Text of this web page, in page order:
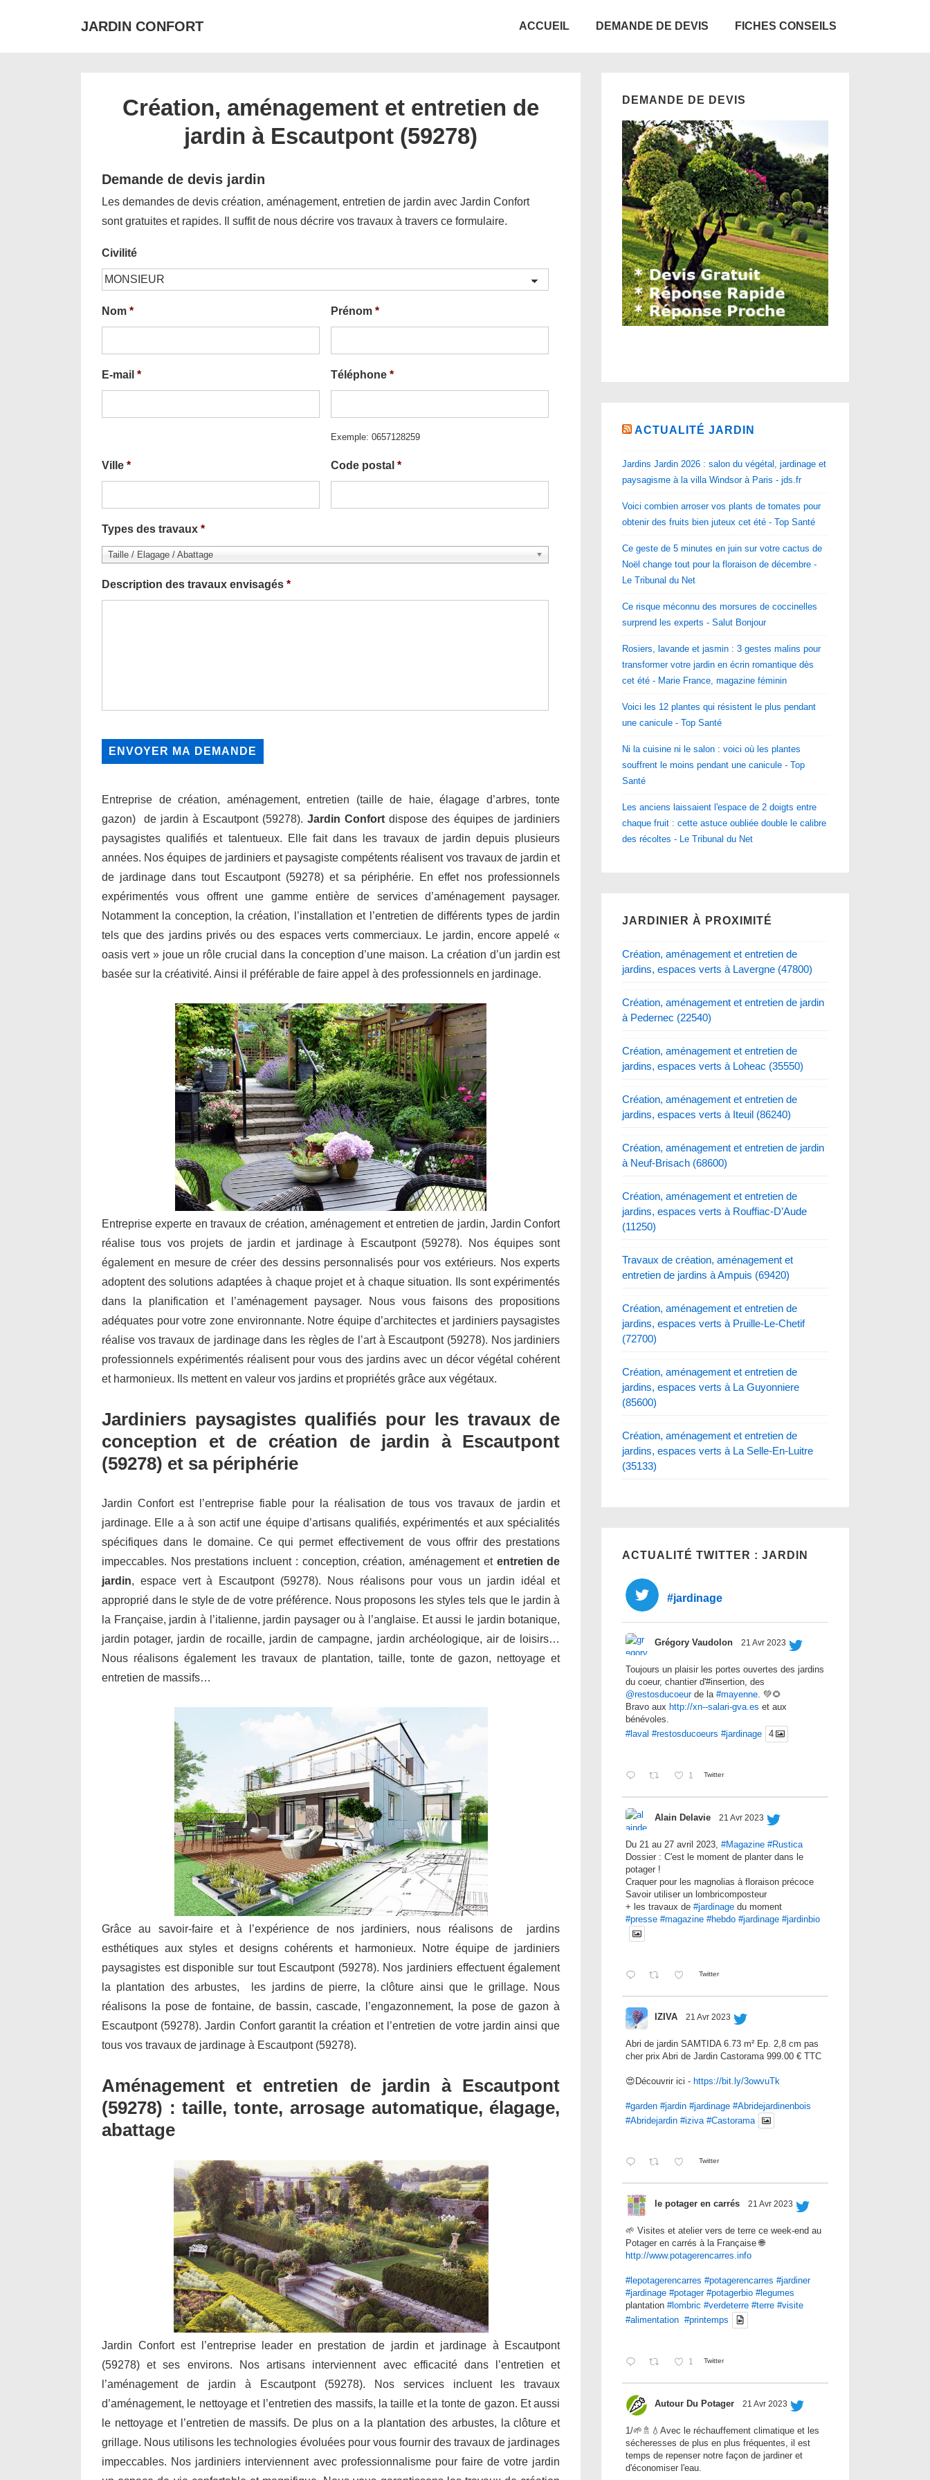
JARDIN CONFORT ACCUEIL DEMANDE DE DEVIS FICHES CONSEILS
Création, aménagement et entretien de
jardin à Escautpont (59278)
Demande de devis jardin
Les demandes de devis création, aménagement, entretien de jardin avec Jardin Confort
sont gratuites et rapides. Il suffit de nous décrire vos travaux à travers ce formulaire.
Civilité
Nom * Prénom *
E-mail * Téléphone *
Exemple: 0657128259
Ville * Code postal *
Types des travaux *
Taille / Elagage / Abattage
Description des travaux envisagés *
Entreprise de création, aménagement, entretien (taille de haie, élagage d’arbres, tonte
gazon) de jardin à Escautpont (59278).Jardin Confort dispose des équipes de jardiniers
paysagistes qualifiés et talentueux. Elle fait dans les travaux de jardin depuis plusieurs
années. Nos équipes de jardiniers et paysagiste compétents réalisent vos travaux de jardin et
de jardinage dans tout Escautpont (59278) et sa périphérie. En effet nos professionnels
expérimentés vous offrent une gamme entière de services d’aménagement paysager.
Notamment la conception, la création, l’installation et l’entretien de différents types de jardin
tels que des jardins privés ou des espaces verts commerciaux. Le jardin, encore appelé «
oasis vert » joue un rôle crucial dans la conception d’une maison. La création d’un jardin est
basée sur la créativité. Ainsi il préférable de faire appel à des professionnels en jardinage.
Entreprise experte en travaux de création, aménagement et entretien de jardin, Jardin Confort
réalise tous vos projets de jardin et jardinage à Escautpont (59278). Nos équipes sont
également en mesure de créer des dessins personnalisés pour vos extérieurs. Nos experts
adoptent des solutions adaptées à chaque projet et à chaque situation. Ils sont expérimentés
dans la planification et l’aménagement paysager. Nous vous faisons des propositions
adéquates pour votre zone environnante. Notre équipe d’architectes et jardiniers paysagistes
réalise vos travaux de jardinage dans les règles de l’art à Escautpont (59278). Nos jardiniers
professionnels expérimentés réalisent pour vous des jardins avec un décor végétal cohérent
et harmonieux. Ils mettent en valeur vos jardins et propriétés grâce aux végétaux.
Jardiniers paysagistes qualifiés pour les travaux de
conception et de création de jardin à Escautpont
(59278) et sa périphérie
Jardin Confort est l’entreprise fiable pour la réalisation de tous vos travaux de jardin et
jardinage. Elle a à son actif une équipe d’artisans qualifiés, expérimentés et aux spécialités
spécifiques dans le domaine. Ce qui permet effectivement de vous offrir des prestations
impeccables. Nos prestations incluent : conception, création, aménagement et entretien de
jardin, espace vert à Escautpont (59278). Nous réalisons pour vous un jardin idéal et
approprié dans le style de de votre préférence. Nous proposons les styles tels que le jardin à
la Française, jardin à l’italienne, jardin paysager ou à l’anglaise. Et aussi le jardin botanique,
jardin potager, jardin de rocaille, jardin de campagne, jardin archéologique, air de loisirs…
Nous réalisons également les travaux de plantation, taille, tonte de gazon, nettoyage et
entretien de massifs…
Grâce au savoir-faire et à l’expérience de nos jardiniers, nous réalisons de jardins
esthétiques aux styles et designs cohérents et harmonieux. Notre équipe de jardiniers
paysagistes est disponible sur tout Escautpont (59278). Nos jardiniers effectuent également
la plantation des arbustes, les jardins de pierre, la clôture ainsi que le grillage. Nous
réalisons la pose de fontaine, de bassin, cascade, l’engazonnement, la pose de gazon à
Escautpont (59278). Jardin Confort garantit la création et l’entretien de votre jardin ainsi que
tous vos travaux de jardinage à Escautpont (59278).
Aménagement et entretien de jardin à Escautpont
(59278) : taille, tonte, arrosage automatique, élagage,
abattage
Jardin Confort est l’entreprise leader en prestation de jardin et jardinage à Escautpont
(59278) et ses environs. Nos artisans interviennent avec efficacité dans l’entretien et
l’aménagement de jardin à Escautpont (59278). Nos services incluent les travaux
d’aménagement, le nettoyage et l’entretien des massifs, la taille et la tonte de gazon. Et aussi
le nettoyage et l’entretien de massifs. De plus on a la plantation des arbustes, la clôture et
grillage. Nous utilisons les technologies évoluées pour vous fournir des travaux de jardinages
impeccables. Nos jardiniers interviennent avec professionnalisme pour faire de votre jardin
DEMANDE DE DEVIS
ACTUALITÉ JARDIN
Jardins Jardin 2026 : salon du végétal, jardinage et
paysagisme à la villa Windsor à Paris - jds.fr
Voici combien arroser vos plants de tomates pour
obtenir des fruits bien juteux cet été - Top Santé
Ce geste de 5 minutes en juin sur votre cactus de
Noël change tout pour la floraison de décembre -
Le Tribunal du Net
Ce risque méconnu des morsures de coccinelles
surprend les experts - Salut Bonjour
Rosiers, lavande et jasmin : 3 gestes malins pour
transformer votre jardin en écrin romantique dès
cet été - Marie France, magazine féminin
Voici les 12 plantes qui résistent le plus pendant
une canicule - Top Santé
Ni la cuisine ni le salon : voici où les plantes
souffrent le moins pendant une canicule - Top
Santé
Les anciens laissaient l'espace de 2 doigts entre
chaque fruit : cette astuce oubliée double le calibre
des récoltes - Le Tribunal du Net
JARDINIER À PROXIMITÉ
Création, aménagement et entretien de
jardins, espaces verts à Lavergne (47800)
Création, aménagement et entretien de jardin
à Pedernec (22540)
Création, aménagement et entretien de
jardins, espaces verts à Loheac (35550)
Création, aménagement et entretien de
jardins, espaces verts à Iteuil (86240)
Création, aménagement et entretien de jardin
à Neuf-Brisach (68600)
Création, aménagement et entretien de
jardins, espaces verts à Rouffiac-D’Aude
(11250)
Travaux de création, aménagement et
entretien de jardins à Ampuis (69420)
Création, aménagement et entretien de
jardins, espaces verts à Pruille-Le-Chetif
(72700)
Création, aménagement et entretien de
jardins, espaces verts à La Guyonniere
(85600)
Création, aménagement et entretien de
jardins, espaces verts à La Selle-En-Luitre
(35133)
ACTUALITÉ TWITTER : JARDIN
#jardinage
Grégory Vaudolon 21 Avr 2023
Toujours un plaisir les portes ouvertes des jardins
du coeur, chantier d'#insertion, des
@restosducoeurde la#mayenne. 💚🌻
Bravo aux http://xn--salari-gva.es et aux
bénévoles.
#laval #restosducoeurs #jardinage 4
1 Twitter
Alain Delavie 21 Avr 2023
Du 21 au 27 avril 2023,#Magazine #Rustica
Dossier : C'est le moment de planter dans le
potager !
Craquer pour les magnolias à floraison précoce
Savoir utiliser un lombricomposteur
+ les travaux de#jardinage du moment
#presse #magazine #hebdo #jardinage #jardinbio
Twitter
IZIVA 21 Avr 2023
Abri de jardin SAMTIDA 6.73 m² Ep. 2,8 cm pas
cher prix Abri de Jardin Castorama 999.00 € TTC
😍Découvrir ici - https://bit.ly/3owvuTk
#garden #jardin #jardinage #Abridejardinenbois
#Abridejardin #iziva #Castorama
Twitter
le potager en carrés 21 Avr 2023
🌱 Visites et atelier vers de terre ce week-end au
Potager en carrés à la Française 🌐
http://www.potagerencarres.info
#lepotagerencarres #potagerencarres #jardiner
#jardinage #potager #potagerbio #legumes
plantation#lombric #verdeterre #terre #visite
#alimentation #printemps
1 Twitter
Autour Du Potager 21 Avr 2023
1/🌱🚿💧Avec le réchauffement climatique et les
sécheresses de plus en plus fréquentes, il est
temps de repenser notre façon de jardiner et
d'économiser l'eau.